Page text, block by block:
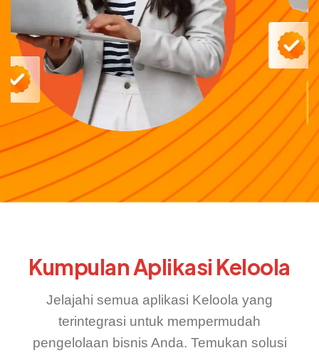
Kumpulan Aplikasi Keloola
Jelajahi semua aplikasi Keloola yang
terintegrasi untuk mempermudah
pengelolaan bisnis Anda. Temukan solusi